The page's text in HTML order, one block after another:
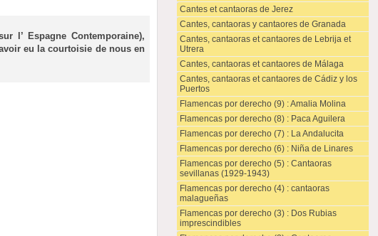
l’ Espagne Contemporaine),
eu la courtoisie de nous en
Cantes et cantaoras de Jerez
Cantes, cantaoras y cantaores de Granada
Cantes, cantaoras et cantaores de Lebrija et
Utrera
Cantes, cantaoras et cantaores de Málaga
Cantes, cantaoras et cantaores de Cádiz y los
Puertos
Flamencas por derecho (9) : Amalia Molina
Flamencas por derecho (8) : Paca Aguilera
Flamencas por derecho (7) : La Andalucita
Flamencas por derecho (6) : Niña de Linares
Flamencas por derecho (5) : Cantaoras
sevillanas (1929-1943)
Flamencas por derecho (4) : cantaoras
malagueñas
Flamencas por derecho (3) : Dos Rubias
imprescindibles